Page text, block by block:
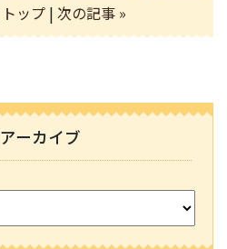
トップ | 次の記事 »
ーカイブ